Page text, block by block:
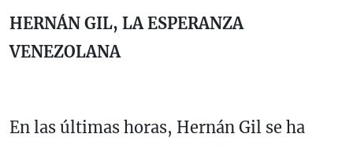
HERNÁN GIL, LA ESPERANZA
VENEZOLANA
En las últimas horas, Hernán Gil se ha